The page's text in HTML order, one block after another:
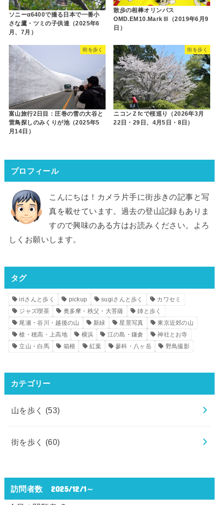
ソニーα6400で撮る日本で一番小
さな鷹・ツミの子供達（2025年6
月、7月）
散歩の相棒オリンパス
OMD.EM10.MarkⅢ（2019年6月9
日）
街を歩く
富山旅行2日目：圧巻の雪の大谷と
雷鳥探しのみくりが池（2025年5
月14日）
街を歩く
ニコンＺfcで桜巡り（2026年3月
22日・29日、4月5日・8日）
プロフィール
こんにちは！カメラ片手に街歩きの記事と写
真を載せています。過去の登山記録もありま
すので興味のある方はお読みください。よろ
しくお願いします。
タグ
iriさんと歩く pickup sugiさんと歩く
カワセミ
ジャズ喫茶
奥多摩・秩父・大菩薩
姉と歩く
尾瀬・谷川・越後の山
新緑 星景写真
東京近郊の山
槍・穂高・上高地
横浜 江の島・鎌倉
神社とお寺
立山・白馬
箱根 紅葉 蓼科・八ヶ岳 野鳥撮影
カテゴリー
山を歩く (53)
街を歩く (60)
訪問者数 2025/12/1～